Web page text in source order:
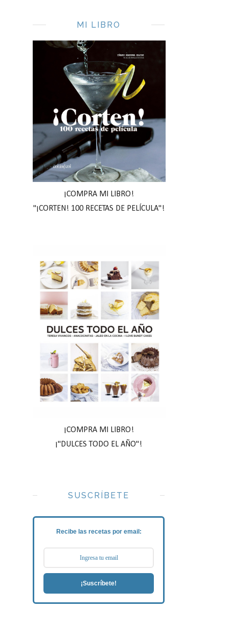
MI LIBRO
¡COMPRA MI LIBRO!
"¡CORTEN! 100 RECETAS DE PELÍCULA"!
¡COMPRA MI LIBRO!
¡"DULCES TODO EL AÑO"!
SUSCRÍBETE
Recibe las recetas por email:
¡Suscríbete!